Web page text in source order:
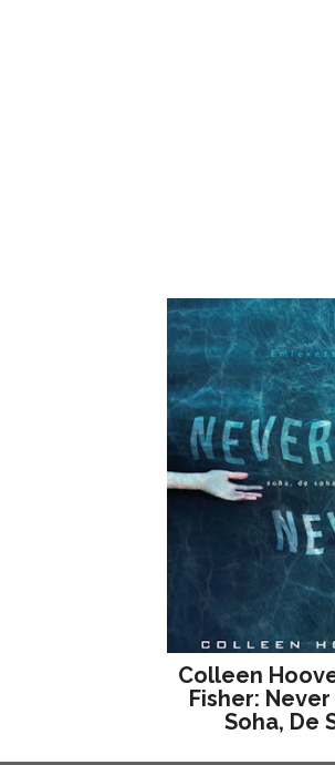
Colleen
Fisher:
Soha, De